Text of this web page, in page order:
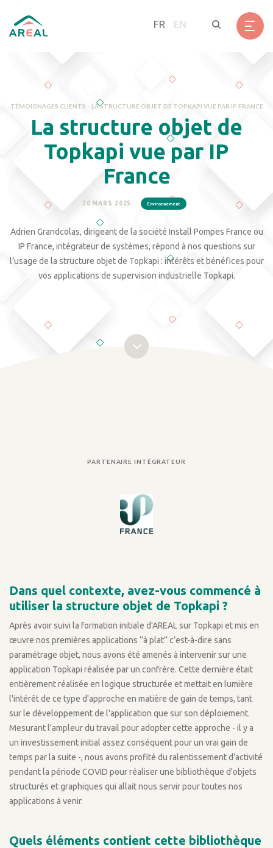
contenu
FR EN
TÉMOIGNAGES CLIENTS - LA STRUCTURE OBJET DE TOPKAPI VUE PAR IP FRANCE
La structure objet de
Topkapi vue par IP
France
20 MARS 2025 Environnement
Adrien Grandcolas, dirigeant de la société Install Pompes France ou
IP France, intégrateur de systèmes, répond à nos questions sur
l’usage de la structure objet de Topkapi : intérêts et bénéfices pour
vos applications de supervision industrielle Topkapi.
PARTENAIRE INTÉGRATEUR
Dans quel contexte, avez-vous commencé à
utiliser la structure objet de Topkapi ?
Après avoir suivi la formation initiale d'AREAL sur Topkapi et mis en
œuvre nos premières applications ‘’à plat’’ c’est-à-dire sans
paramétrage objet, nous avons été amenés à intervenir sur une
application Topkapi réalisée par un confrère. Cette dernière était
entièrement réalisée en logique structurée et mettait en lumière
l'intérêt de ce type d'approche en matière de gain de temps, tant
sur le développement de l'application que sur son déploiement.
Mesurant l'ampleur du travail pour adopter cette approche - il y a
un investissement initial assez conséquent pour un vrai gain de
temps par la suite -, nous avons profité du ralentissement d’activité
pendant la période COVID pour réaliser une bibliothèque d'objets
structurés et graphiques qui allait nous servir pour toutes nos
applications à venir.
Quels éléments contient cette bibliothèque